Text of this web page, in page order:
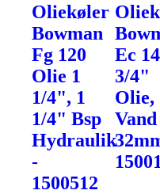
Oliekøler
Bowman
Fg 120
Olie 1
1/4", 1
1/4" Bsp
Hydraulik
-
1500512
Ec
3/4"
Olie,
Vand